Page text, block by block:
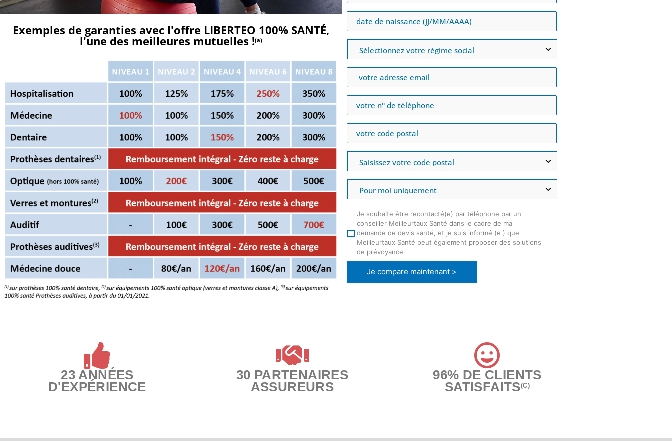
Exemples de garanties avec l'offre LIBERTEO 100% SANTÉ,
l'une des meilleures mutuelles !(a)
Je souhaite être recontacté(e) par téléphone par un
conseiller Meilleurtaux Santé dans le cadre de ma
demande de devis santé, et je suis informé (e ) que
Meilleurtaux Santé peut également proposer des solutions
de prévoyance
Je compare maintenant >
23 ANNÉES
D'EXPÉRIENCE
30 PARTENAIRES
ASSUREURS
96% DE CLIENTS
SATISFAITS(C)